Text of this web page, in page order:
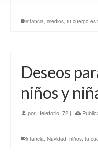
infancia, medios, tu cuerpo es
Deseos
niños y
por Heletorlo_72 |
infancia, Navidad, niños, tu